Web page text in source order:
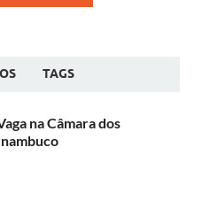
TAGS
na Câmara dos